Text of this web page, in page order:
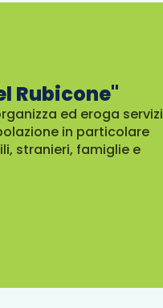
Rubicone"
ed eroga servizi
in particolare
stranieri, famiglie e